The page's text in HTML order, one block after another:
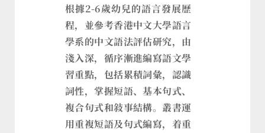
根據2-6歲幼兒的語言發展歷
程，並參考香港中文大學語言
學系的中文語法評估研究，由
淺入深，循序漸進編寫語文學
習重點，包括累積詞彙，認識
詞性，掌握短語、基本句式、
複合句式和敍事結構。叢書運
用重複短語及句式編寫，着重